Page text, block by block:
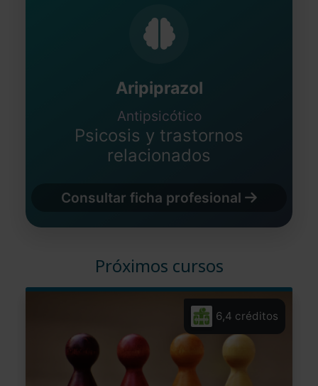
Aripiprazol
Antipsicótico
Psicosis y trastornos
relacionados
Consultar ficha profesional
Próximos cursos
6,4 créditos